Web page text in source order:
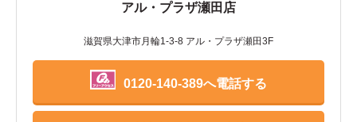
アル・プラザ瀬田店
滋賀県大津市月輪1-3-8 アル・プラザ瀬田3F
0120-140-389へ電話する